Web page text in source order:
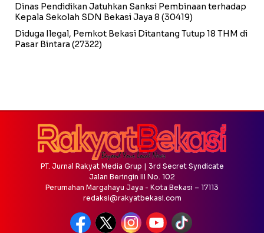
Dinas Pendidikan Jatuhkan Sanksi Pembinaan terhadap
Kepala Sekolah SDN Bekasi Jaya 8 (30419)
Diduga Ilegal, Pemkot Bekasi Ditantang Tutup 18 THM di
Pasar Bintara (27322)
PT. Jurnal Rakyat Media Grup | 3rd Secret Syndicate
Jalan Beringin III No. 102
Perumahan Margahayu Jaya - Kota Bekasi – 17113
redaksi@rakyatbekasi.com